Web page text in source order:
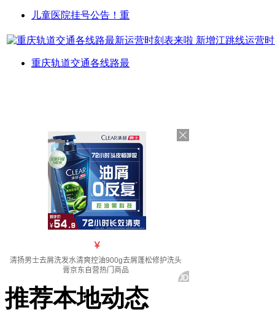
儿童医院挂号公告！重
重庆轨道交通各线路最
推荐本地动态